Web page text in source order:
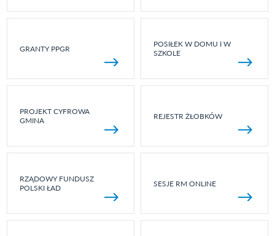
GRANTY PPGR
POSIŁEK W DOMU I W
SZKOLE
PROJEKT CYFROWA
GMINA
REJESTR ŻŁOBKÓW
RZĄDOWY FUNDUSZ
POLSKI ŁAD
SESJE RM ONLINE